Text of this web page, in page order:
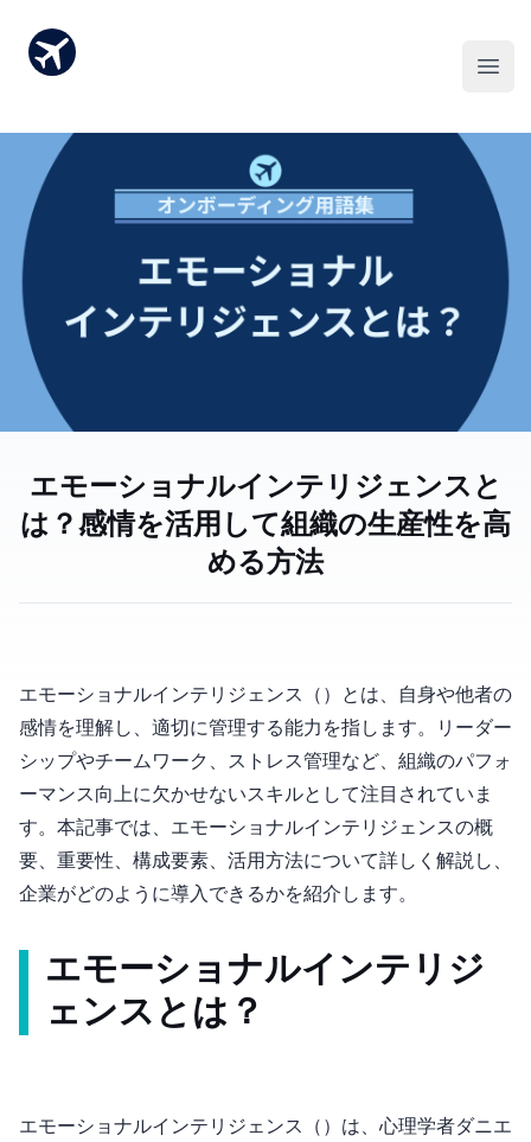
エモーショナルインテリジェンスと
は？感情を活用して組織の生産性を高
める方法
エモーショナルインテリジェンス（Emotional Intelligence, EQ）とは、自身や他者の
感情を理解し、適切に管理する能力を指します。リーダー
シップやチームワーク、ストレス管理など、組織のパフォ
ーマンス向上に欠かせないスキルとして注目されていま
す。本記事では、エモーショナルインテリジェンスの概
要、重要性、構成要素、活用方法について詳しく解説し、
企業がどのように導入できるかを紹介します。
エモーショナルインテリジ
ェンスとは？
エモーショナルインテリジェンス（EQ）は、心理学者ダニエ